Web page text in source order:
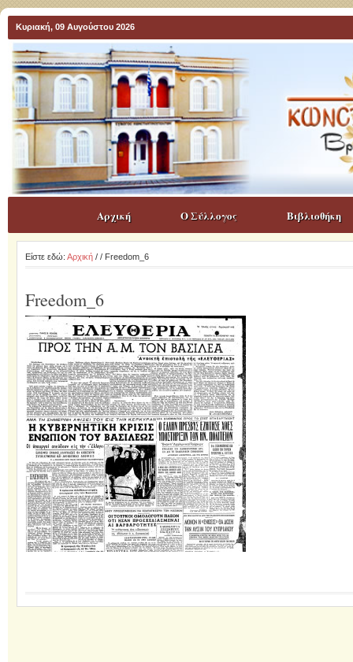
Κυριακή, 09 Αυγούστου 2026
Αρχική Ο Σύλλογος Βιβλιοθήκη
Είστε εδώ: Αρχική/ / Freedom_6
Freedom_6